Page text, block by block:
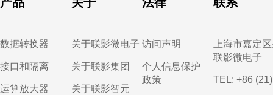
数据转换器
接口和隔离
运算放大器
关于联影微电子
关于联影集团
关于联影智元
访问声明
个人信息保护
政策
上海市嘉定
联影微电子
TEL: +86